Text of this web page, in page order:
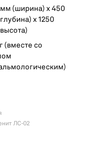
(ширина) х 450
х 1250
(вместе со
ЛС-02